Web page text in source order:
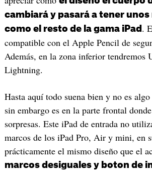
cambiará y pasará a tener
como el resto de la gama iPad .
compatible con el Apple Pencil de
Además, en la zona inferior tendremos
Lightning.
Hasta aquí todo suena bien y no es
sin embargo es en la parte frontal
sorpresas. Este iPad de entrada no
marcos de los iPad Pro, Air y mini, en
prácticamente el mismo diseño que el
marcos desiguales y boton de